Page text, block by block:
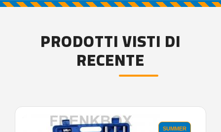
PRODOTTI VISTI DI
RECENTE
SUMMER